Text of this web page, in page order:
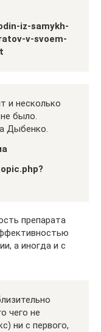
iz-samykh-
v-svoem-
и несколько
было.
Дыбенко.
препарата
а иногда и с
чего не
ни с первого,